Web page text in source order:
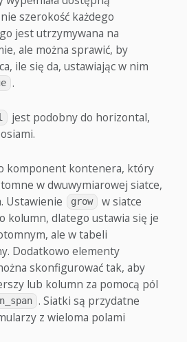
szerokość każdego
jest utrzymywana na
ale można sprawić, by
ile się da, ustawiając w nim
.
jest podobny do horizontal,
komponent kontenera, który
w dwuwymiarowej siatce,
Ustawienie
grow
w siatce
kolumn, dlatego ustawia się je
ale w tabeli
Dodatkowo elementy
skonfigurować tak, aby
lub kolumn za pomocą pól
. Siatki są przydatne
z wieloma polami